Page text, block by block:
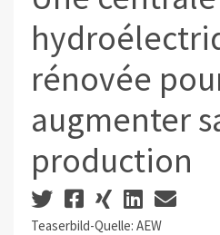
rénovée
augmenter
production
Teaserbild-Quelle: AEW